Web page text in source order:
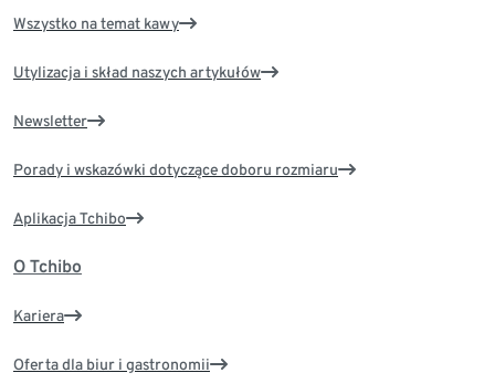
Wszystko na temat kawy
Utylizacja i skład naszych artykułów
Newsletter
Porady i wskazówki dotyczące doboru rozmiaru
Aplikacja Tchibo
O Tchibo
Kariera
Oferta dla biur i gastronomii